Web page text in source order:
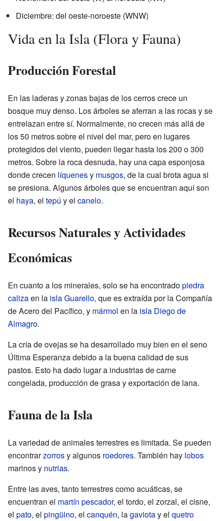
Diciembre: del oeste-noroeste (WNW)
Vida en la Isla (Flora y Fauna)
Producción Forestal
En las laderas y zonas bajas de los cerros crece un
bosque muy denso. Los árboles se aferran a las rocas y se
entrelazan entre sí. Normalmente, no crecen más allá de
los 50 metros sobre el nivel del mar, pero en lugares
protegidos del viento, pueden llegar hasta los 200 o 300
metros. Sobre la roca desnuda, hay una capa esponjosa
donde crecen líquenesy musgos, de la cual brota agua si
se presiona. Algunos árboles que se encuentran aquí son
el haya, el tepú y el canelo.
Recursos Naturales y Actividades
Económicas
En cuanto a los minerales, solo se ha encontradopiedra
calizaen la isla Guarello, que es extraída por la Compañía
de Acero del Pacífico, y mármol en la isla Diego de
Almagro.
La cría de ovejas se ha desarrollado muy bien en el seno
Última Esperanza debido a la buena calidad de sus
pastos. Esto ha dado lugar a industrias de carne
congelada, producción de grasa y exportación de lana.
Fauna de la Isla
La variedad de animales terrestres es limitada. Se pueden
encontrarzorrosy algunos roedores. También hay lobos
marinos y nutrias.
Entre las aves, tanto terrestres como acuáticas, se
encuentran el martín pescador, el tordo, el zorzal, el cisne,
el pato, el pingüino, el canquén, lagaviotay el quetro